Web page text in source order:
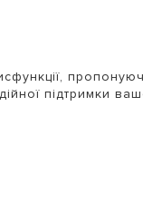
підтримки